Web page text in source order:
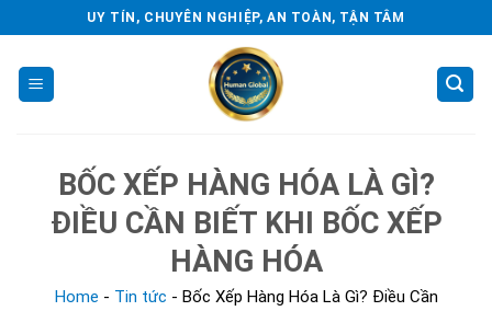
to
content
UY TÍN, CHUYÊN NGHIỆP, AN TOÀN, TẬN TÂM
BỐC XẾP HÀNG HÓA LÀ GÌ?
ĐIỀU CẦN BIẾT KHI BỐC XẾP
HÀNG HÓA
Home - Tin tức - Bốc Xếp Hàng Hóa Là Gì? Điều Cần